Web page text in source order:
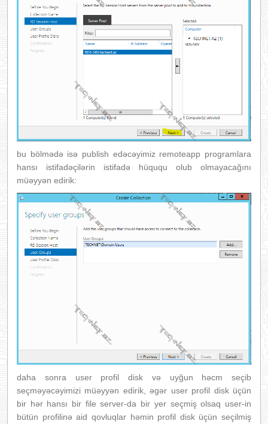
bu bölmədə isə publish edəcəyimiz remoteapp programlara
hansı istifadəçilərin istifadə hüququ olub olmayacağını
müəyyən edirik:
daha sonra user profil disk və uyğun həcm seçib
seçməyəcəyimizi müəyyən edirik, əgər user profil disk üçün
bir hər hansı bir file server-da bir yer seçmiş olsaq user-in
bütün profilinə aid qovluqlar həmin profil disk üçün seçilmiş